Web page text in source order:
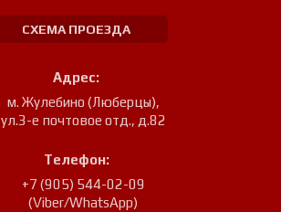
СХЕМА ПРОЕЗДА
Адрес:
м. Жулебино (Люберцы),
ул.3-е почтовое отд., д.82
Телефон:
+7 (905) 544-02-09
(Viber/WhatsApp)